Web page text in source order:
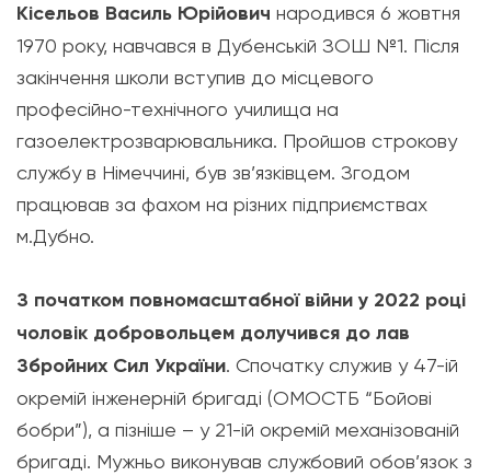
Кісельов Василь Юрійович народився 6 жовтня
1970 року, навчався в Дубенській ЗОШ №1. Після
закінчення школи вступив до місцевого
професійно-технічного училища на
газоелектрозварювальника. Пройшов строкову
службу в Німеччині, був зв’язківцем. Згодом
працював за фахом на різних підприємствах
м.Дубно.
З початком повномасштабної війни у 2022 році
чоловік добровольцем долучився до лав
Збройних Сил України. Спочатку служив у 47-ій
окремій інженерній бригаді (ОМОСТБ “Бойові
бобри”), а пізніше – у 21-ій окремій механізованій
бригаді. Мужньо виконував службовий обов’язок з